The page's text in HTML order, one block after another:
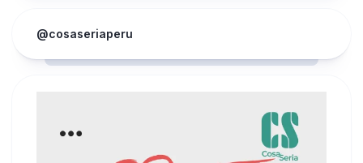
@cosaseriaperu